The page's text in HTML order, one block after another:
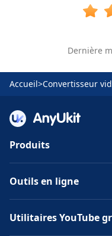
Dernière
Accueil>Convertisseur
Produits
Outils en ligne
Utilitaires YouTube